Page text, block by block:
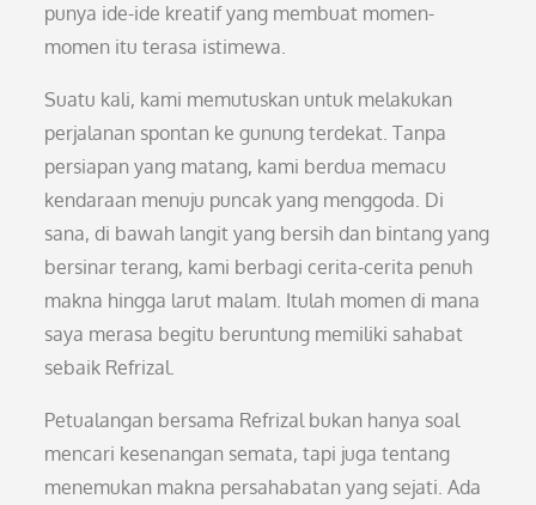
punya ide-ide kreatif yang membuat momen-
momen itu terasa istimewa.
Suatu kali, kami memutuskan untuk melakukan
perjalanan spontan ke gunung terdekat. Tanpa
persiapan yang matang, kami berdua memacu
kendaraan menuju puncak yang menggoda. Di
sana, di bawah langit yang bersih dan bintang yang
bersinar terang, kami berbagi cerita-cerita penuh
makna hingga larut malam. Itulah momen di mana
saya merasa begitu beruntung memiliki sahabat
sebaik Refrizal.
Petualangan bersama Refrizal bukan hanya soal
mencari kesenangan semata, tapi juga tentang
menemukan makna persahabatan yang sejati. Ada